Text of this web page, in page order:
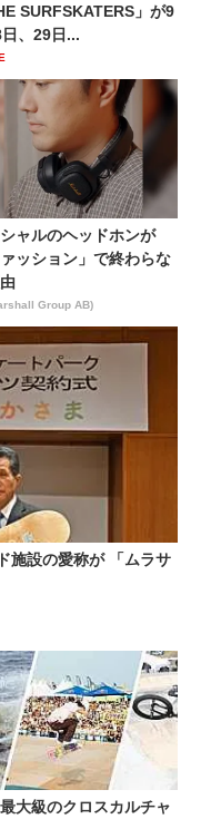
SURFSKATERS」が9
日、29日...
ャルのヘッドホンが
ァッション」で終わらな
Group AB)
施設の愛称が 「ムラサ
大級のクロスカルチャ